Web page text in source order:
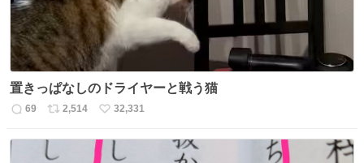
置きっぱなしのドライヤーと戦う猫
返
数
69
リ
ス
2,514
い
ね
32,331